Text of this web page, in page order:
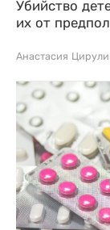
Убийство
их от
Анастасия